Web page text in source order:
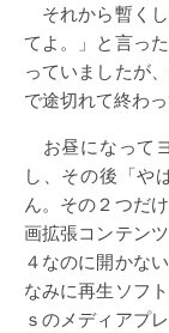
それから暫く
てよ。」と言っ
っていましたが
で途切れて終わ
お昼になって
し、その後「や
ん。その２つだ
画拡張コンテン
４なのに開かな
なみに再生ソフ
ｓのメディアプ